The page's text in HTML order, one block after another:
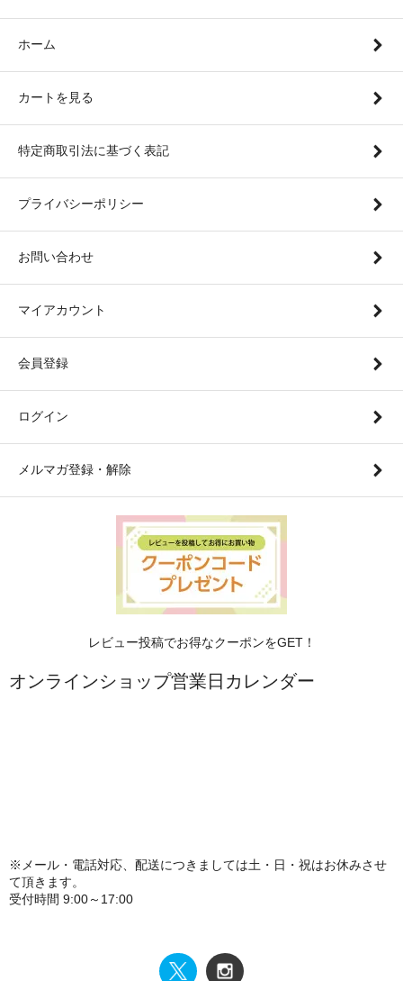
ホーム
カートを見る
特定商取引法に基づく表記
プライバシーポリシー
お問い合わせ
マイアカウント
会員登録
ログイン
メルマガ登録・解除
レビュー投稿でお得なクーポンをGET！
オンラインショップ営業日カレンダー
※メール・電話対応、配送につきましては土・日・祝はお休みさせ
て頂きます。
受付時間 9:00～17:00